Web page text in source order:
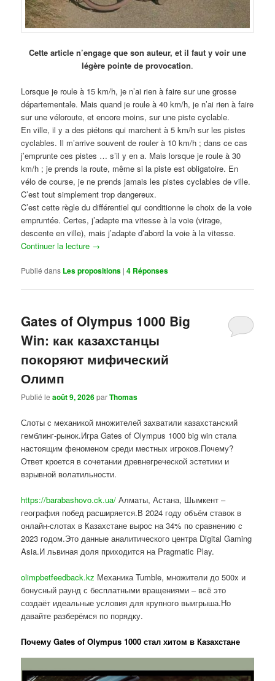
Cette article n’engage que son auteur, et il faut y voir une
légère pointe de provocation.
Lorsque je roule à 15 km/h, je n’ai rien à faire sur une grosse
départementale. Mais quand je roule à 40 km/h, je n’ai rien à faire
sur une véloroute, et encore moins, sur une piste cyclable.
En ville, il y a des piétons qui marchent à 5 km/h sur les pistes
cyclables. Il m’arrive souvent de rouler à 10 km/h ; dans ce cas
j’emprunte ces pistes … s’il y en a. Mais lorsque je roule à 30
km/h ; je prends la route, même si la piste est obligatoire. En
vélo de course, je ne prends jamais les pistes cyclables de ville.
C’est tout simplement trop dangereux.
C’est cette règle du différentiel qui conditionne le choix de la voie
empruntée. Certes, j’adapte ma vitesse à la voie (virage,
descente en ville), mais j’adapte d’abord la voie à la vitesse.
Continuer la lecture →
Publié dans Les propositions |4 Réponses
Gates of Olympus 1000 Big
Win: как казахстанцы
покоряют мифический
Олимп
Publié leaoût 9, 2026parThomas
Слоты с механикой множителей захватили казахстанский
гемблинг-рынок.Игра Gates of Olympus 1000 big win стала
настоящим феноменом среди местных игроков.Почему?
Ответ кроется в сочетании древнегреческой эстетики и
взрывной волатильности.
https://barabashovo.ck.ua/ Алматы, Астана, Шымкент –
география побед расширяется.В 2024 году объём ставок в
онлайн-слотах в Казахстане вырос на 34% по сравнению с
2023 годом.Это данные аналитического центра Digital Gaming
Asia.И львиная доля приходится на Pragmatic Play.
olimpbetfeedback.kz Механика Tumble, множители до 500x и
бонусный раунд с бесплатными вращениями – всё это
создаёт идеальные условия для крупного выигрыша.Но
давайте разберёмся по порядку.
Почему Gates of Olympus 1000 стал хитом в Казахстане